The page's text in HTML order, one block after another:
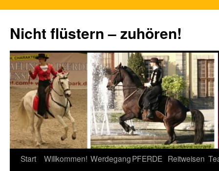
Nicht flüstern – zuhören!
Zum
Start Willkommen! WerdegangPFERDE Reitweisen